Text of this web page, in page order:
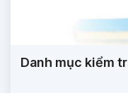
Danh mục kiểm